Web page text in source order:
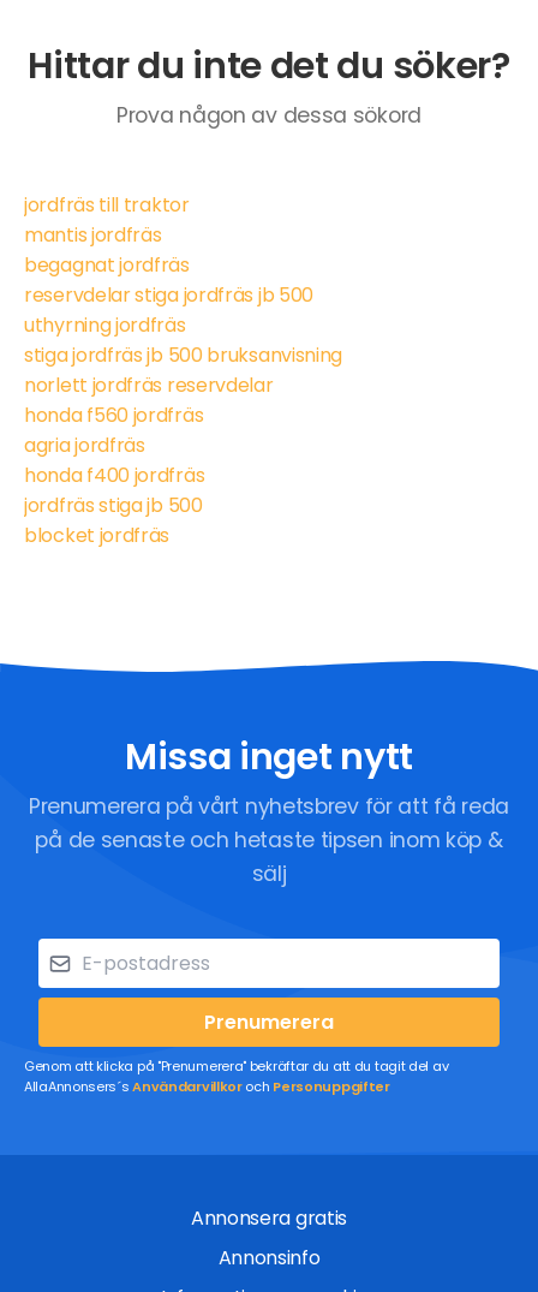
Hittar du inte det du söker?
Prova någon av dessa sökord
jordfräs till traktor
mantis jordfräs
begagnat jordfräs
reservdelar stiga jordfräs jb 500
uthyrning jordfräs
stiga jordfräs jb 500 bruksanvisning
norlett jordfräs reservdelar
honda f560 jordfräs
agria jordfräs
honda f400 jordfräs
jordfräs stiga jb 500
blocket jordfräs
Missa inget nytt
Prenumerera på vårt nyhetsbrev för att få reda
på de senaste och hetaste tipsen inom köp &
sälj
Prenumerera
Genom att klicka på "Prenumerera" bekräftar du att du tagit del av
AllaAnnonsers´sAnvändarvillkoroch Personuppgifter
Annonsera gratis
Annonsinfo